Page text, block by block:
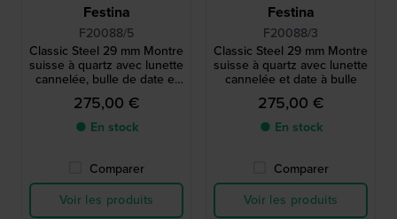
Festina
F20088/5
Classic Steel 29 mm Montre
suisse à quartz avec lunette
cannelée, bulle de date et
cadran Nacre
275,00 €
● En stock
Comparer
Voir les produits
Festina
F20088/3
Classic Steel 29 mm Montre
suisse à quartz avec lunette
cannelée et date à bulle
275,00 €
● En stock
Comparer
Voir les produits